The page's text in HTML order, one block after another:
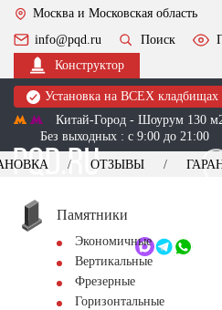
Москва и Московская область
info@pqd.ru
Поиск
Конструктор
Установка на ВСЕХ кладбищах
Китай-Город - Шоурум 130
Без выходных : с 9:00 до 21:00
+7 (495) 518-44-23
Обратный звонок
ОТЗЫВЫ
Памятники
Экономичные
Вертикальные
Фрезерные
Горизонтальные